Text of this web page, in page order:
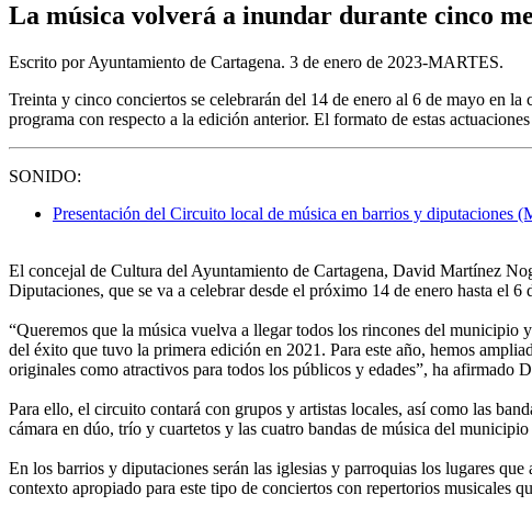
La música volverá a inundar durante cinco
Escrito por Ayuntamiento de Cartagena. 3 de enero de 2023-MARTES.
Treinta y cinco conciertos se celebrarán del 14 de enero al 6 de mayo en
programa con respecto a la edición anterior. El formato de estas
SONIDO:
Presentación del Circuito local de música en barrios y diputaciones
El concejal de Cultura del Ayuntamiento de Cartagena, David Martínez
Diputaciones, que se va a celebrar desde el próximo 14 de enero hasta el 6
“Queremos que la música vuelva a llegar todos los rincones del municipio
del éxito que tuvo la primera edición en 2021. Para este año, hemos
originales como atractivos para todos los públicos y edades”, ha afirmado
Para ello, el circuito contará con grupos y artistas locales, así como las
cámara en dúo, trío y cuartetos y las cuatro bandas de música del municipio
En los barrios y diputaciones serán las iglesias y parroquias los lugares
contexto apropiado para este tipo de conciertos con repertorios musicales